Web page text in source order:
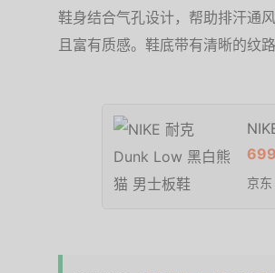
鞋身结合气孔设计，帮助排汗通
且富有质感。鞋底带有清晰的纹
京东